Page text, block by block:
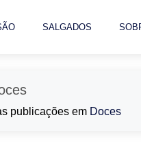
SALGADOS
publicações em Doces